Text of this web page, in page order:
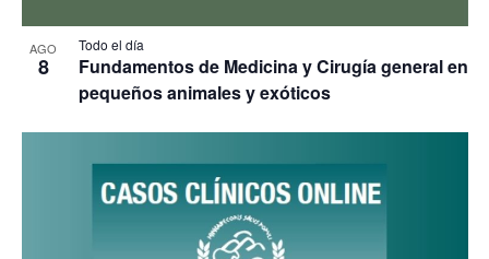
AGO
8
Todo el día
Fundamentos de Medicina y Cirugía general en
pequeños animales y exóticos